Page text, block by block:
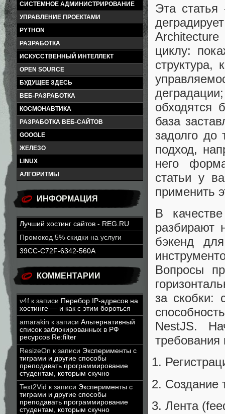
СИСТЕМНОЕ АДМИНИСТРИРОВАНИЕ
УПРАВЛЕНИЕ ПРОЕКТАМИ
PYTHON
РАЗРАБОТКА
ИСКУССТВЕННЫЙ ИНТЕЛЛЕКТ
OPEN SOURCE
БУДУЩЕЕ ЗДЕСЬ
ВЕБ-РАЗРАБОТКА
КОСМОНАВТИКА
РАЗРАБОТКА ВЕБ-САЙТОВ
GOOGLE
ЖЕЛЕЗО
LINUX
АЛГОРИТМЫ
ИНФОРМАЦИЯ
Лучший хостинг сайтов - REG.RU
Промокод 5% скидки на услуги
39CC-C72F-6342-560A
КОММЕНТАРИИ
v4f к записи Перебор IP-адресов на
хостинге — и как с этим бороться
amarakin к записи Альтернативный
список заблокированных в РФ
ресурсов Re:filter
ResizeOn к записи Эксперименты с
тиграми и другие способы
преподавать программирование
студентам, которым скучно
Text2Vid к записи Эксперименты с
тиграми и другие способы
преподавать программирование
студентам, которым скучно
Эта
Architecture
циклу:
структура,
обходятся
база
задолго до
подход,
него
статьи у
применить
В
разбирают
бэкенд
Вопросы
за скобки:
NestJS.
требования
Создание
Лента